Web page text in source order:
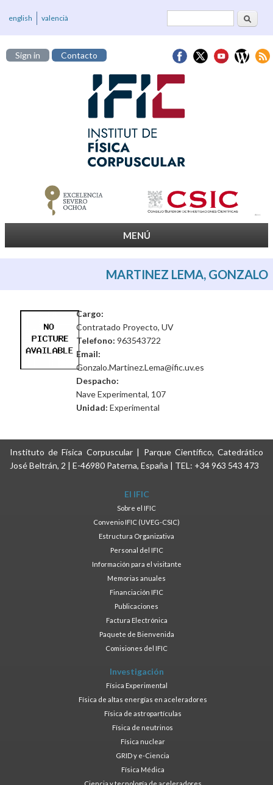
Formulario deBuscar
english valencià
Sign in Contacto
MENÚ
MARTINEZ LEMA, GONZALO
Cargo:
Contratado Proyecto, UV
Telefono: 963543722
Email:
Gonzalo.Martinez.Lema@ific.uv.es
Despacho:
Nave Experimental, 107
Unidad: Experimental
Instituto de Física Corpuscular | Parque Científico, Catedrático
José Beltrán, 2 | E-46980 Paterna, España | TEL: +34 963 543 473
El IFIC
Sobre el IFIC
Convenio IFIC (UVEG-CSIC)
Estructura Organizativa
Personal del IFIC
Información para el visitante
Memorias anuales
Financiación IFIC
Publicaciones
Factura Electrónica
Paquete de Bienvenida
Comisiones del IFIC
Investigación
Física Experimental
Física de altas energías en aceleradores
Física de astropartículas
Física de neutrinos
Física nuclear
GRID y e-Ciencia
Física Médica